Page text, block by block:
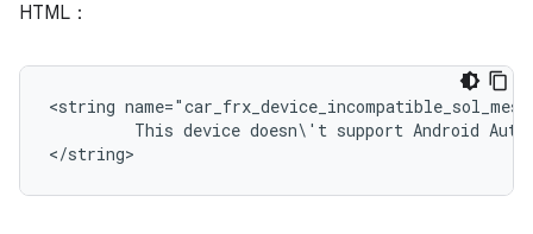
HTML：
<string
This device doesn\'t support Android